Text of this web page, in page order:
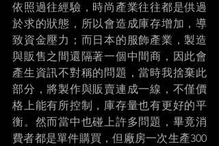
依照過往經驗，時尚產業往往都是供過
於求的狀態，所以會造成庫存增加，導
致資金壓力；而日本的服飾產業，製造
與販售之間還隔著一個中間商，因此會
產生資訊不對稱的問題，當時我捨棄此
部分，將製作與販賣連成一線，不僅價
格上能有所控制，庫存量也有更好的平
衡。然而當中也碰上許多問題，畢竟消
費者都是單件購買，但廠房一次生產300